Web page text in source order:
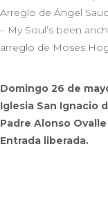
Arreglo de Ángel
– My Soul’s been
arreglo de Moses
Domingo 26 de
Iglesia San Ignacio
Padre Alonso
Entrada liberada.